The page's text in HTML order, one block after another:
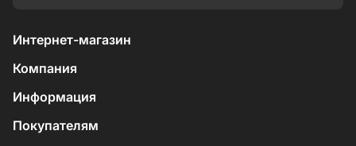
Интернет-магазин
Компания
Информация
Покупателям